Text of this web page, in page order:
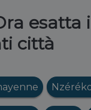
esatta
città